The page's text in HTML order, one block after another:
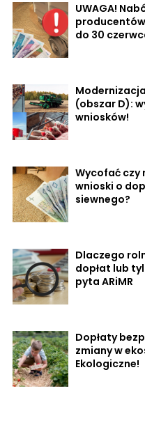
UWAGA!
do 30
(obszar D):
wniosków!
Wycofać czy
wnioski o
siewnego?
Dlaczego
dopłat lub
pyta ARiMR
Dopłaty
zmiany w
Ekologiczne!